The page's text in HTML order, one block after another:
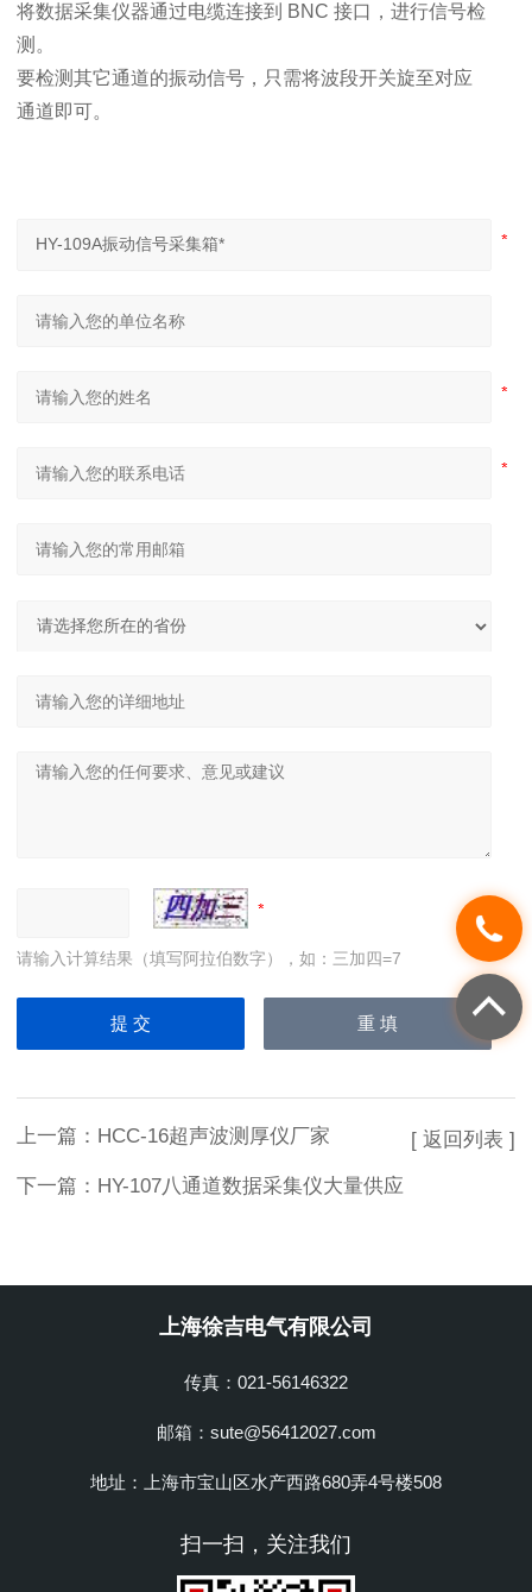
将数据采集仪器通过电缆连接到 BNC 接口，进行信号检
测。
要检测其它通道的振动信号，只需将波段开关旋至对应
通道即可。
请输入计算结果（填写阿拉伯数字），如：三加四=7
上一篇： HCC-16超声波测厚仪厂家
下一篇： HY-107八通道数据采集仪大量供应
[ 返回列表 ]
上海徐吉电气有限公司
传真：021-56146322
邮箱：sute@56412027.com
地址：上海市宝山区水产西路680弄4号楼508
扫一扫，关注我们